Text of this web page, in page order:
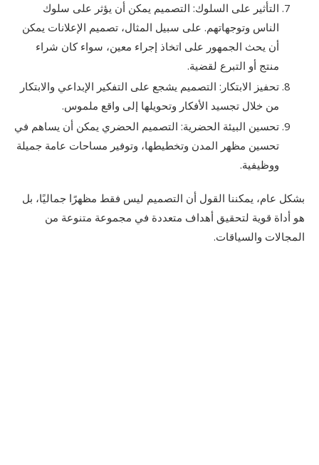
التأثير على السلوك: التصميم يمكن أن يؤثر على سلوك
الناس وتوجهاتهم. على سبيل المثال، تصميم الإعلانات يمكن
أن يحث الجمهور على اتخاذ إجراء معين، سواء كان شراء
منتج أو التبرع لقضية.
تحفيز الابتكار: التصميم يشجع على التفكير الإبداعي والابتكار
من خلال تجسيد الأفكار وتحويلها إلى واقع ملموس.
تحسين البيئة الحضرية: التصميم الحضري يمكن أن يساهم في
تحسين مظهر المدن وتخطيطها، وتوفير مساحات عامة جميلة
ووظيفية.
بشكل عام، يمكننا القول أن التصميم ليس فقط مظهرًا جماليًا، بل
هو أداة قوية لتحقيق أهداف متعددة في مجموعة متنوعة من
المجالات والسياقات.